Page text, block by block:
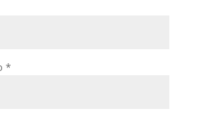
*